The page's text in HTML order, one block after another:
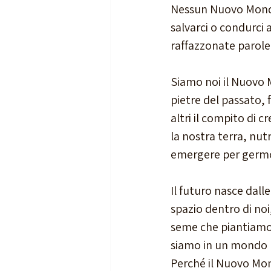
Nessun Nuovo
salvarci o condurci
raffazzonate
Siamo noi il
pietre del passato,
altri il compito di
la nostra terra,
emergere per
Il futuro nasce
spazio dentro di
seme che
siamo in un
Perché il Nuovo